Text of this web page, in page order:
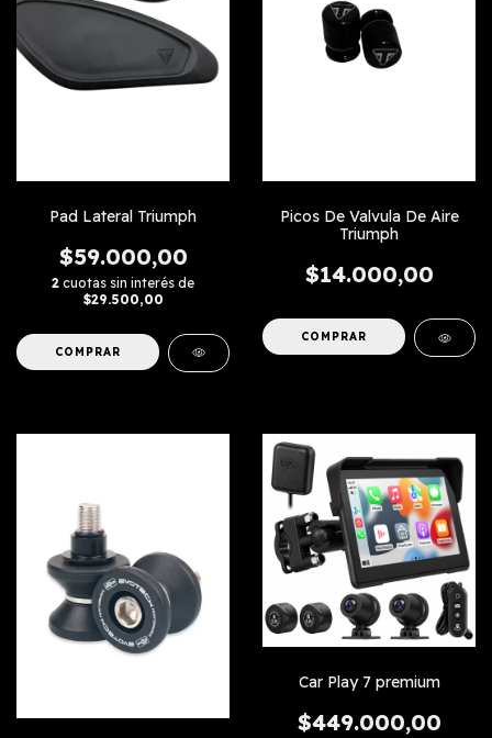
Pad Lateral Triumph
$59.000,00
2 cuotas sin interés de
$29.500,00
Picos De Valvula De Aire
Triumph
$14.000,00
COMPRAR
Car Play 7 premium
$449.000,00